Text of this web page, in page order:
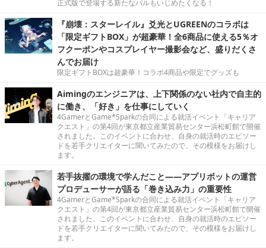
正式版で登場する新たなパルもいじめたくなる！
『崩壊：スターレイル』爻光とUGREENのコラボは
「限定ギフトBOX」が超豪華！全6商品に使える5％オ
フクーポンやコスプレイヤー撮影会など、盛りだくさ
んでお届け
限定ギフトBOXは超豪華！コラボ4商品や限定でグッズも
Aimingのエンジニアは、上下関係のない社内で自主的
に働き、「好き」を仕事にしていく
4GamerとGame*Sparkの合同による就活イベント「キャリア
クエスト」の第4回が東京都立産業貿易センター浜松町館で開催
されました。このイベントに合わせ、自身の就活時のエピソー
ドを若手クリエイターに聞いてみたので、その模様をお届けし
ます。
若手抜擢の環境で学んだこと――アプリボットの運営
プロデューサーが語る「巻き込み力」の重要性
4GamerとGame*Sparkの合同による就活イベント「キャリア
クエスト」の第4回が東京都立産業貿易センター浜松町館で開催
されました。このイベントに合わせ、自身の就活時のエピソー
ドを若手クリエイターに聞いてみたので、その模様をお届けし
ます。